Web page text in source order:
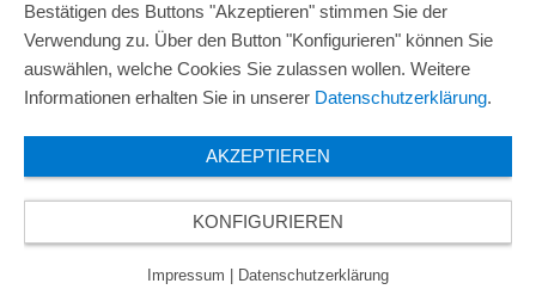
Bestätigen des Buttons "Akzeptieren" stimmen Sie der
Verwendung zu. Über den Button "Konfigurieren" können Sie
auswählen, welche Cookies Sie zulassen wollen. Weitere
Informationen erhalten Sie in unserer Datenschutzerklärung.
AKZEPTIEREN
KONFIGURIEREN
Impressum Datenschutzerklärung